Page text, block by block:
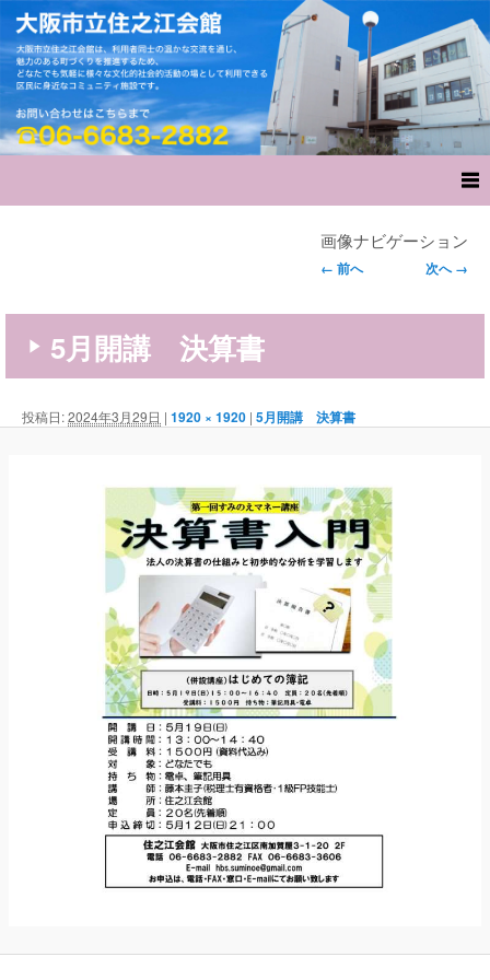
画像ナビゲーション
← 前へ 次へ →
5月開講 決算書
投稿日:2024年3月29日 | 1920 × 1920 | 5月開講 決算書